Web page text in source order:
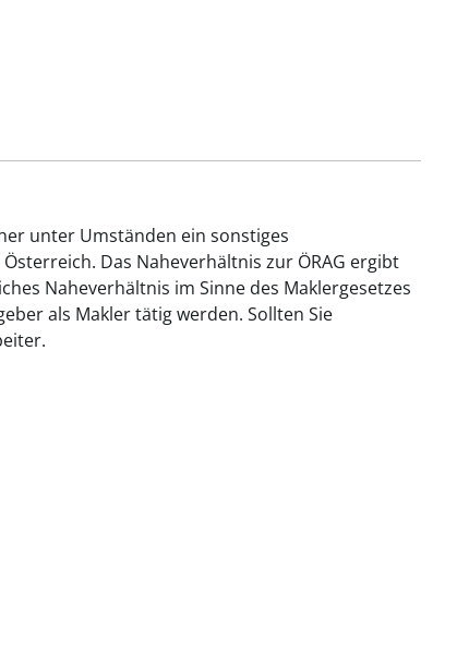
unter Umständen ein sonstiges
Das Naheverhältnis zur ÖRAG ergibt
Naheverhältnis im Sinne des Maklergesetzes
als Makler tätig werden. Sollten Sie